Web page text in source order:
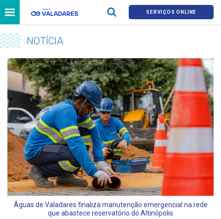
SERVIÇOS ONLINE
NOTÍCIA
Águas de Valadares finaliza manutenção emergencial na rede
que abastece reservatório do Altinópolis